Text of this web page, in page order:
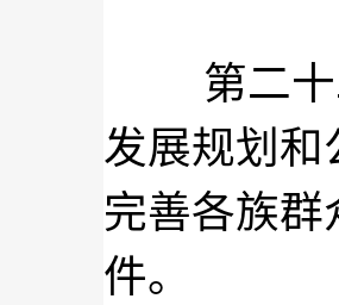
第二
发展规划和
完善各族
件。